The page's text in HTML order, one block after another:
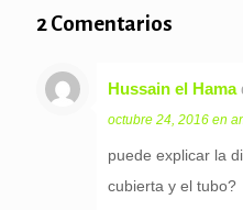
2 Comentarios
Hussain el Hama
octubre 24, 2016 en
puede explicar la
cubierta y el tubo?